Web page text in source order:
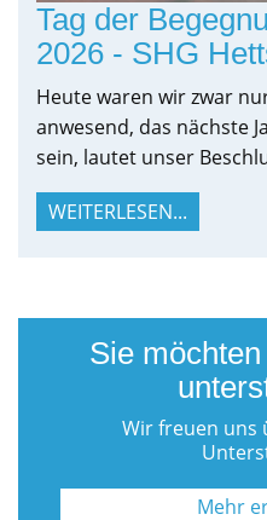
Tag der
2026 - SHG
Heute waren wir zwar
anwesend, das nächste
sein, lautet unser
WEITERLESEN...
Sie
Wir freuen uns
Mehr